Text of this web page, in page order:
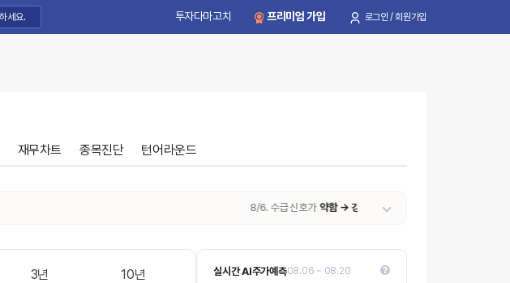
투자다마고치 프리미엄 가입 로그인 / 회원가입
재무차트 종목진단 턴어라운드
8/6. 수급 신호가약함 → 강함 으로 변동되었습니다.
3년 10년 실시간 AI주가예측08.06 ~ 08.20